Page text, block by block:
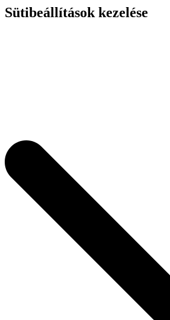
Sütibeállítások kezelése